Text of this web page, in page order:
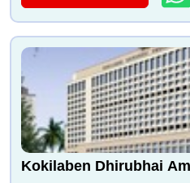
Kokilaben Dhirubhai